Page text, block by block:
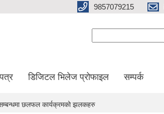
9857079215
डिजिटल भिलेज प्रोफाइल सम्पर्क
सम्बन्धमा छलफल कार्यक्रमको झलकहरु